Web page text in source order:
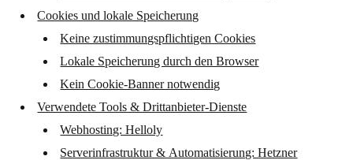
Cookies und lokale Speicherung
Keine zustimmungspflichtigen Cookies
Lokale Speicherung durch den Browser
Kein Cookie-Banner notwendig
Verwendete Tools & Drittanbieter-Dienste
Webhosting: Helloly
Serverinfrastruktur & Automatisierung: Hetzner